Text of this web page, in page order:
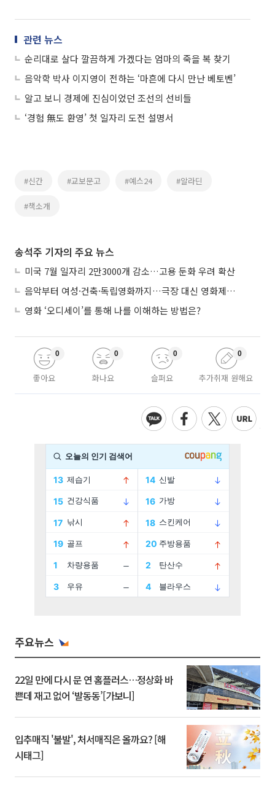
관련 뉴스
순리대로 살다 깔끔하게 가겠다는 엄마의 죽을 복 찾기
음악학 박사 이지영이 전하는 ‘마흔에 다시 만난 베토벤’
알고 보니 경제에 진심이었던 조선의 선비들
‘경험 無도 환영’ 첫 일자리 도전 설명서
#신간 #교보문고 #예스24 #알라딘
#책소개
송석주 기자의 주요 뉴스
미국 7월 일자리 2만3000개 감소…고용 둔화 우려 확산
음악부터 여성·건축·독립영화까지…극장 대신 영화제로 즐기는 스크린 여행
영화 ‘오디세이’를 통해 나를 이해하는 방법은?
좋아요
0
화나요
0
슬퍼요
0
추가취재 원해요
0
주요뉴스
22일 만에 다시 문 연 홈플러스…정상화 바
쁜데 재고 없어 ‘발동동’[가보니]
입추매직 '불발', 처서매직은 올까요? [해
시태그]